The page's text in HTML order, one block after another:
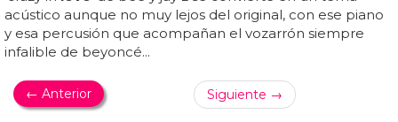
acústico aunque no muy lejos del original, con ese piano
y esa percusión que acompañan el vozarrón siempre
infalible de beyoncé...
← Anterior Siguiente →